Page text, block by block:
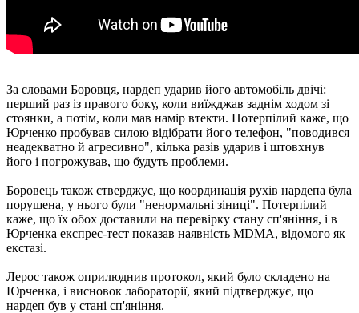
За словами Боровця, нардеп ударив його автомобіль двічі:
перший раз із правого боку, коли виїжджав заднім ходом зі
стоянки, а потім, коли мав намір втекти. Потерпілий каже, що
Юрченко пробував силою відібрати його телефон, "поводився
неадекватно й агресивно", кілька разів ударив і штовхнув
його і погрожував, що будуть проблеми.
Боровець також стверджує, що координація рухів нардепа була
порушена, у нього були "ненормальні зіниці". Потерпілий
каже, що їх обох доставили на перевірку стану сп'яніння, і в
Юрченка експрес-тест показав наявність MDMA, відомого як
екстазі.
Лерос також оприлюднив протокол, який було складено на
Юрченка, і висновок лабораторії, який підтверджує, що
нардеп був у стані сп'яніння.